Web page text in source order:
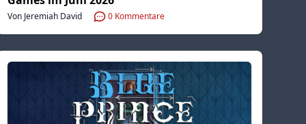
Von Jeremiah David 0 Kommentare